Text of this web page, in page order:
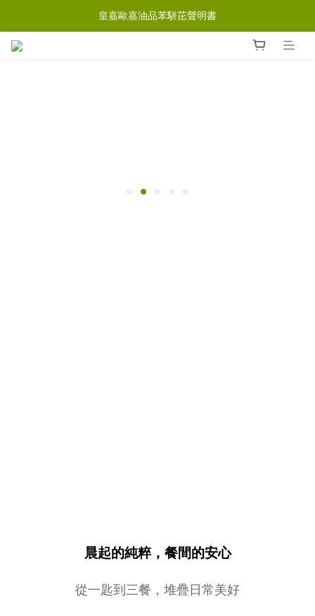
皇嘉歐嘉油品苯駢芘聲明書
晨起的純粹，餐間的安心
從一匙到三餐，堆疊日常美好